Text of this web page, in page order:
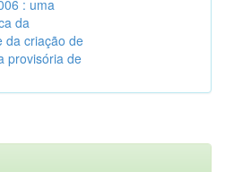
: uma
da
da criação de
provisória de